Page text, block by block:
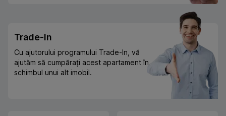
Trade-In
Cu ajutorului programului Trade-In, vă
ajutăm să cumpărați acest apartament în
schimbul unui alt imobil.